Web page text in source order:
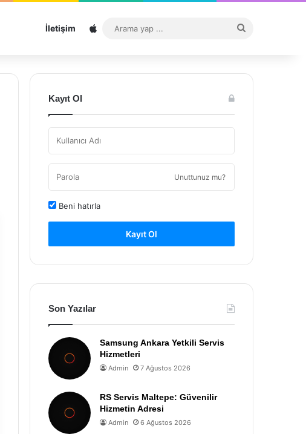
İletişim Sitemap
...
Kayıt Ol
Unuttunuz mu?
Beni hatırla
Kayıt Ol
Son Yazılar
Samsung Ankara Yetkili Servis
Hizmetleri
Admin 7 Ağustos 2026
RS Servis Maltepe: Güvenilir
Hizmetin Adresi
Admin 6 Ağustos 2026